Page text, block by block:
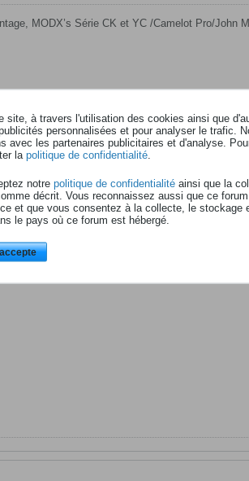
MODX’s Série CK et YC /Camelot Pro/John
)
site, à travers l'utilisation des cookies ainsi que
personnalisées et pour analyser le trafic.
avec les partenaires publicitaires et d'analyse.
la politique de confidentialité.
notre politique de confidentialité ainsi que la
décrit. Vous reconnaissez aussi que ce
et que vous consentez à la collecte, le stockage
le pays où ce forum est hébergé.